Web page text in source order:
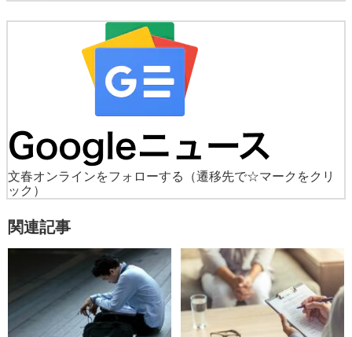
文春オンラインをフォローする
（遷移先で☆マークをクリ
ック）
関連記事